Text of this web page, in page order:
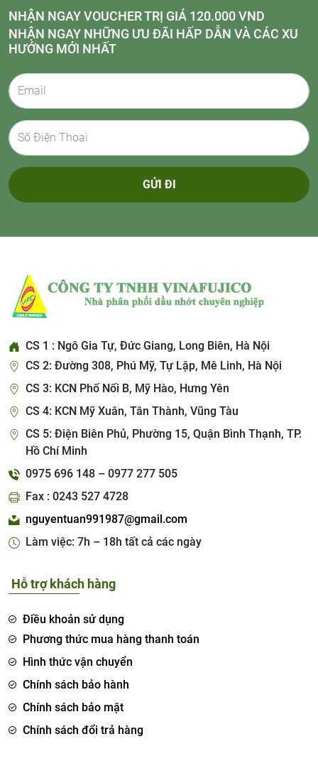
NHẬN NGAY VOUCHER TRỊ GIÁ 120.000 VND
NHẬN NGAY NHỮNG ƯU ĐÃI HẤP DẪN VÀ CÁC XU
HƯỚNG MỚI NHẤT
GỬI ĐI
CS 1 : Ngô Gia Tự, Đức Giang, Long Biên, Hà Nội
CS 2: Đường 308, Phú Mỹ, Tự Lập, Mê Linh, Hà Nội
CS 3: KCN Phố Nối B, Mỹ Hào, Hưng Yên
CS 4: KCN Mỹ Xuân, Tân Thành, Vũng Tàu
CS 5: Điện Biên Phủ, Phường 15, Quận Bình Thạnh, TP.
Hồ Chí Minh
0975 696 148 – 0977 277 505
Fax : 0243 527 4728
nguyentuan991987@gmail.com
Làm việc: 7h – 18h tất cả các ngày
Hỗ trợ khách hàng
Điều khoản sử dụng
Phương thức mua hàng thanh toán
Hình thức vận chuyển
Chính sách bảo hành
Chính sách bảo mật
Chính sách đổi trả hàng